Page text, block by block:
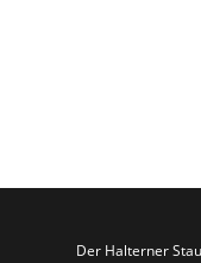
Der Halterner